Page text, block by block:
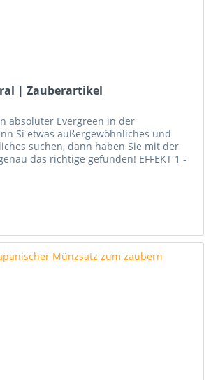
| Zauberartikel
absoluter Evergreen in der
Si etwas außergewöhnliches und
suchen, dann haben Sie mit der
das richtige gefunden! EFFEKT 1 -